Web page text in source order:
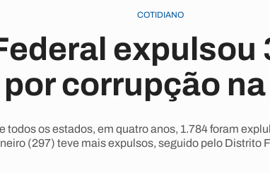
COTIDIANO
expulsou
por corrupção na
todos os estados, em quatro anos, 1.784 foram
(297) teve mais expulsos, seguido pelo Distrito